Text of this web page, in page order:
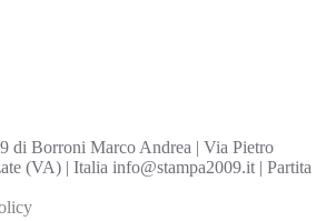
di Borroni Marco Andrea | Via Pietro
(VA) | Italia info@stampa2009.it | Partita